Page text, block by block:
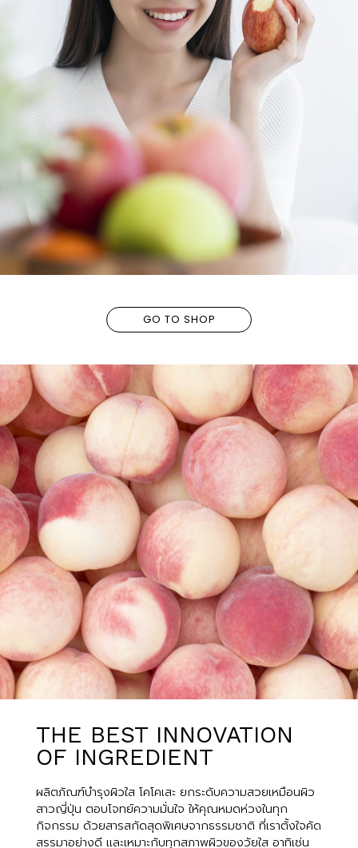
GO TO SHOP
THE BEST INNOVATION
OF INGREDIENT
ผลิตภัณฑ์บำรุงผิวใส โคโคเสะ ยกระดับความสวยเหมือนผิว
สาวญี่ปุ่น ตอบโจทย์ความมั่นใจ ให้คุณหมดห่วงในทุก
กิจกรรม ด้วยสารสกัดสุดพิเศษจากธรรมชาติ ที่เราตั้งใจคัด
สรรมาอย่างดี และเหมาะกับทุกสภาพผิวของวัยใส อาทิเช่น